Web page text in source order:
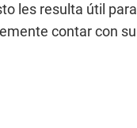
les resulta útil para
contar con su